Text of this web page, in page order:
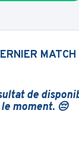
MATCH
de
le moment. 😔